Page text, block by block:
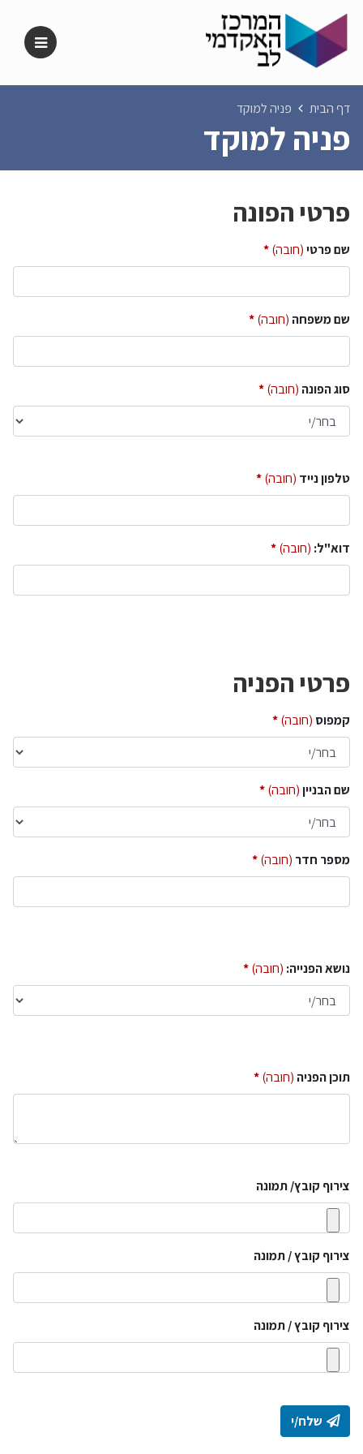
דף הבית פניה למוקד
פניה למוקד
פרטי הפונה
שם פרטי(חובה)
שם משפחה (חובה)
סוג הפונה (חובה)
טלפון נייד (חובה)
דוא"ל: (חובה)
פרטי הפניה
קמפוס (חובה)
שם הבניין(חובה)
מספר חדר (חובה)
נושא הפנייה: (חובה)
תוכן הפניה (חובה)
צירוף קובץ/ תמונה
צירוף קובץ / תמונה
צירוף קובץ / תמונה
שלח/י